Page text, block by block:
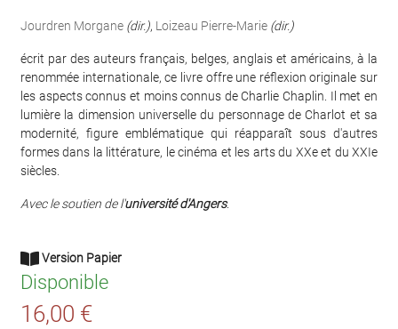
Jourdren Morgane (dir.), Loizeau Pierre-Marie (dir.)
écrit par des auteurs français, belges, anglais et américains, à la
renommée internationale, ce livre offre une réflexion originale sur
les aspects connus et moins connus de Charlie Chaplin. Il met en
lumière la dimension universelle du personnage de Charlot et sa
modernité, figure emblématique qui réapparaît sous d'autres
formes dans la littérature, le cinéma et les arts du XXe et du XXIe
siècles.
Avec le soutien de l'université d'Angers.
Version Papier
Disponible
16,00 €